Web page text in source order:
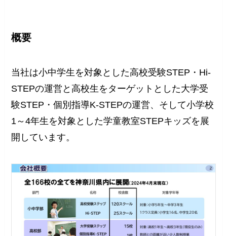
概要
当社は小中学生を対象とした高校受験STEP・Hi-
STEPの運営と高校生をターゲットとした大学受
験STEP・個別指導K-STEPの運営、そして小学校
1～4年生を対象とした学童教室STEPキッズを展
開しています。